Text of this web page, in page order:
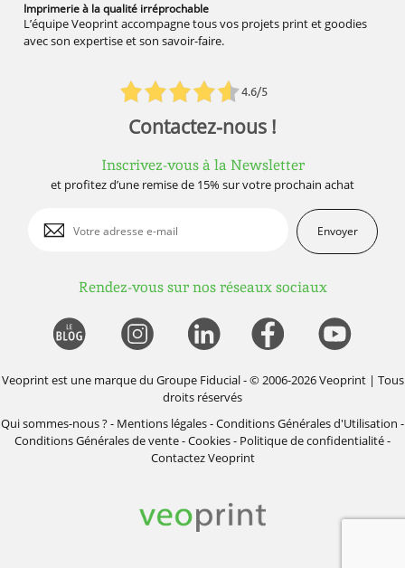
4.6/5
Imprimerie à la qualité irréprochable
L’équipe Veoprint accompagne tous vos projets print et goodies
avec son expertise et son savoir-faire.
Contactez-nous !
Inscrivez-vous à la Newsletter
et profitez d’une remise de 15% sur votre prochain achat
Envoyer
Rendez-vous sur nos réseaux sociaux
Veoprint est une marque du Groupe Fiducial- © 2006-2026 Veoprint | Tous
droits réservés
Qui sommes-nous ?- Mentions légales-Conditions Générales d'Utilisation -
Conditions Générales de vente-Cookies- Politique de confidentialité-
Contactez Veoprint